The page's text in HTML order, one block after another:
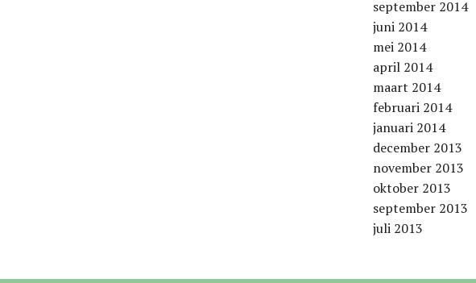
september 2014
juni 2014
mei 2014
april 2014
maart 2014
februari 2014
januari 2014
december 2013
november 2013
oktober 2013
september 2013
juli 2013